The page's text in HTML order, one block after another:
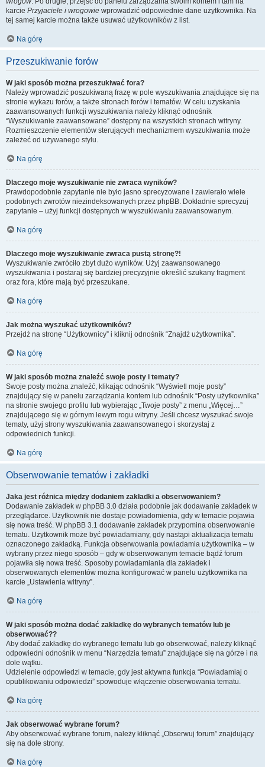
karcie Przyjaciele i wrogowie wprowadzić odpowiednie dane użytkownika. Na
tej samej karcie można także usuwać użytkowników z list.
Na górę
Przeszukiwanie forów
W jaki sposób można przeszukiwać fora?
Należy wprowadzić poszukiwaną frazę w pole wyszukiwania znajdujące się na
stronie wykazu forów, a także stronach forów i tematów. W celu uzyskania
zaawansowanych funkcji wyszukiwania należy kliknąć odnośnik
“Wyszukiwanie zaawansowane” dostępny na wszystkich stronach witryny.
Rozmieszczenie elementów sterujących mechanizmem wyszukiwania może
zależeć od używanego stylu.
Na górę
Dlaczego moje wyszukiwanie nie zwraca wyników?
Prawdopodobnie zapytanie nie było jasno sprecyzowane i zawierało wiele
podobnych zwrotów niezindeksowanych przez phpBB. Dokładnie sprecyzuj
zapytanie – użyj funkcji dostępnych w wyszukiwaniu zaawansowanym.
Na górę
Dlaczego moje wyszukiwanie zwraca pustą stronę?!
Wyszukiwanie zwróciło zbyt dużo wyników. Użyj zaawansowanego
wyszukiwania i postaraj się bardziej precyzyjnie określić szukany fragment
oraz fora, które mają być przeszukane.
Na górę
Jak można wyszukać użytkowników?
Przejdź na stronę “Użytkownicy” i kliknij odnośnik “Znajdź użytkownika”.
Na górę
W jaki sposób można znaleźć swoje posty i tematy?
Swoje posty można znaleźć, klikając odnośnik “Wyświetl moje posty”
znajdujący się w panelu zarządzania kontem lub odnośnik “Posty użytkownika”
na stronie swojego profilu lub wybierając „Twoje posty” z menu „Więcej…”
znajdującego się w górnym lewym rogu witryny. Jeśli chcesz wyszukać swoje
tematy, użyj strony wyszukiwania zaawansowanego i skorzystaj z
odpowiednich funkcji.
Na górę
Obserwowanie tematów i zakładki
Jaka jest różnica między dodaniem zakładki a obserwowaniem?
Dodawanie zakładek w phpBB 3.0 działa podobnie jak dodawanie zakładek w
przeglądarce. Użytkownik nie dostaje powiadomienia, gdy w temacie pojawia
się nowa treść. W phpBB 3.1 dodawanie zakładek przypomina obserwowanie
tematu. Użytkownik może być powiadamiany, gdy nastąpi aktualizacja tematu
oznaczonego zakładką. Funkcja obserwowania powiadamia użytkownika – w
wybrany przez niego sposób – gdy w obserwowanym temacie bądź forum
pojawiła się nowa treść. Sposoby powiadamiania dla zakładek i
obserwowanych elementów można konfigurować w panelu użytkownika na
karcie „Ustawienia witryny”.
Na górę
W jaki sposób można dodać zakładkę do wybranych tematów lub je
obserwować??
Aby dodać zakładkę do wybranego tematu lub go obserwować, należy kliknąć
odpowiedni odnośnik w menu “Narzędzia tematu” znajdujące się na górze i na
dole wątku.
Udzielenie odpowiedzi w temacie, gdy jest aktywna funkcja “Powiadamiaj o
opublikowaniu odpowiedzi” spowoduje włączenie obserwowania tematu.
Na górę
Jak obserwować wybrane forum?
Aby obserwować wybrane forum, należy kliknąć „Obserwuj forum” znajdujący
się na dole strony.
Na górę